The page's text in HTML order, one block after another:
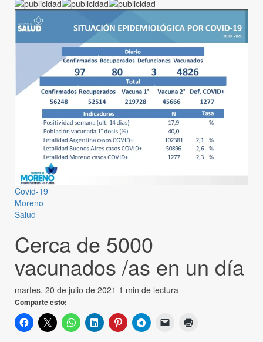
Covid-19
Moreno
Salud
Cerca de 5000
vacunados /as en un día
martes, 20 de julio de 2021 1 min de lectura
Comparte esto: